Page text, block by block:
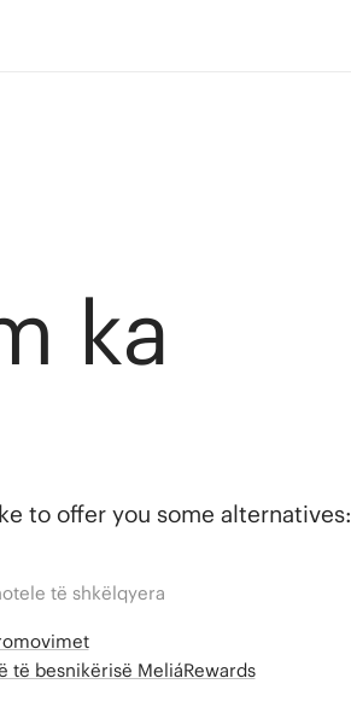
ka
to offer you some alternatives:
të shkëlqyera
besnikërisë MeliáRewards